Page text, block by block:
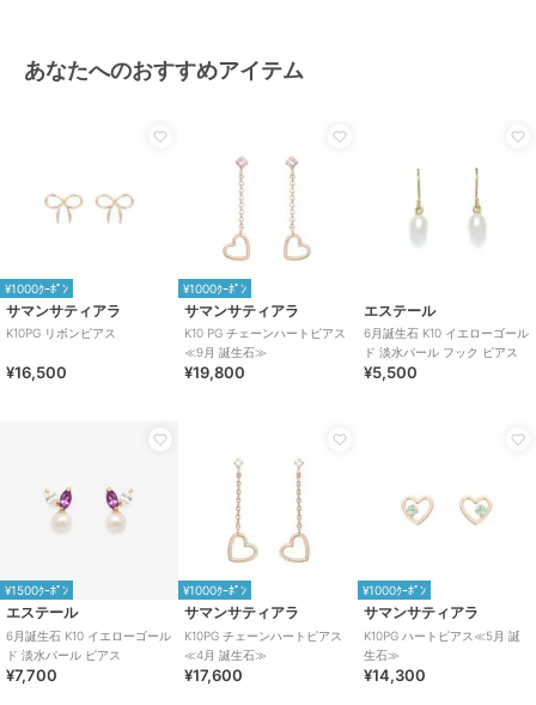
あなたへのおすすめアイテム
¥1000ｸｰﾎﾟﾝ
サマンサティアラ
K10PG リボンピアス
¥16,500
¥1000ｸｰﾎﾟﾝ
サマンサティアラ
K10 PG チェーンハートピアス
≪9月 誕生石≫
¥19,800
エステール
6月誕生石 K10 イエローゴール
ド 淡水パール フック ピアス
¥5,500
¥1500ｸｰﾎﾟﾝ
エステール
6月誕生石 K10 イエローゴール
ド 淡水パール ピアス
¥7,700
¥1000ｸｰﾎﾟﾝ
サマンサティアラ
K10PG チェーンハートピアス
≪4月 誕生石≫
¥17,600
¥1000ｸｰﾎﾟﾝ
サマンサティアラ
K10PG ハートピアス≪5月 誕
生石≫
¥14,300